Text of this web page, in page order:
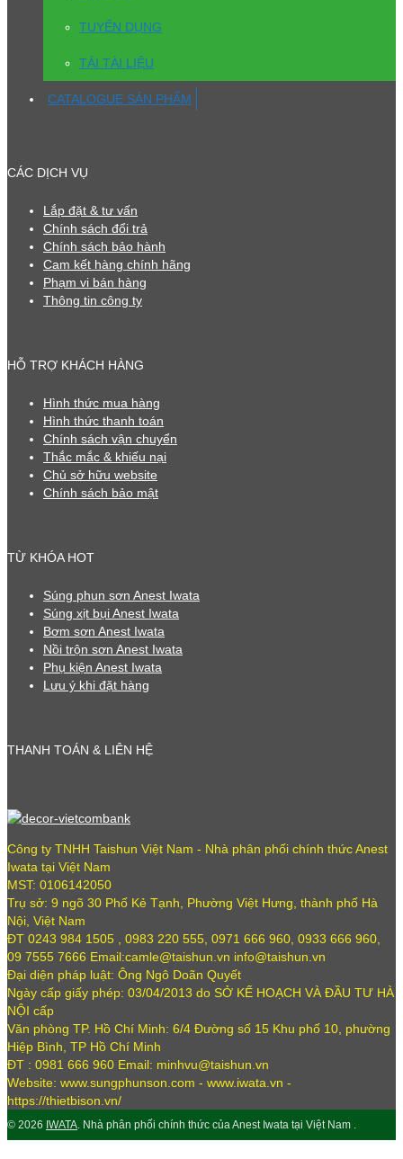
TUYỂN DỤNG
TẢI TÀI LIỆU
CATALOGUE SẢN PHẨM
CÁC DỊCH VỤ
Lắp đặt & tư vấn
Chính sách đổi trả
Chính sách bảo hành
Cam kết hàng chính hãng
Phạm vi bán hàng
Thông tin công ty
HỖ TRỢ KHÁCH HÀNG
Hình thức mua hàng
Hình thức thanh toán
Chính sách vận chuyển
Thắc mắc & khiếu nại
Chủ sở hữu website
Chính sách bảo mật
TỪ KHÓA HOT
Súng phun sơn Anest Iwata
Súng xịt bụi Anest Iwata
Bơm sơn Anest Iwata
Nồi trộn sơn Anest Iwata
Phụ kiện Anest Iwata
Lưu ý khi đặt hàng
THANH TOÁN & LIÊN HỆ
Công ty TNHH Taishun Việt Nam - Nhà phân phối chính thức Anest
Iwata tại Việt Nam
MST: 0106142050
Trụ sở: 9 ngõ 30 Phố Kẻ Tạnh, Phường Việt Hưng, thành phố Hà
Nội, Việt Nam
ĐT 0243 984 1505 , 0983 220 555, 0971 666 960, 0933 666 960,
09 7555 7666 Email:camle@taishun.vn info@taishun.vn
Đại diện pháp luật: Ông Ngô Doãn Quyết
Ngày cấp giấy phép: 03/04/2013 do SỞ KẾ HOẠCH VÀ ĐẦU TƯ HÀ
NỘI cấp
Văn phòng TP. Hồ Chí Minh: 6/4 Đường số 15 Khu phố 10, phường
Hiệp Bình, TP Hồ Chí Minh
ĐT : 0981 666 960 Email: minhvu@taishun.vn
Website: www.sungphunson.com - www.iwata.vn -
https://thietbison.vn/
© 2026 IWATA. Nhà phân phối chính thức của Anest Iwata tại Việt Nam .